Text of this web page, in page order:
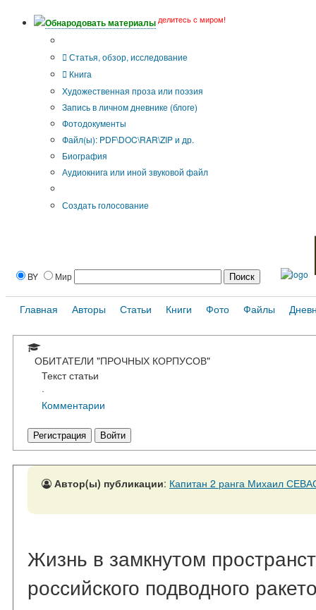
Обнародовать материалы делитесь с миром!
Статья, обзор, исследование
Книга
Художественная проза или поэзия
Запись в личном дневнике (блоге)
Фотодокументы
Файл(ы): PDF\DOC\RAR\ZIP и др.
Биография
Аудиокнига или иной звуковой файл
Создать голосование
BY Мир
Главная Авторы Статьи Книги Фото Файлы
ОБИТАТЕЛИ "ПРОЧНЫХ КОРПУСОВ"
Текст статьи
·
Комментарии
Регистрация Войти
Автор(ы) публикации: Капитан 2 ранга Михаил
Жизнь в замкнутом
российского подводного